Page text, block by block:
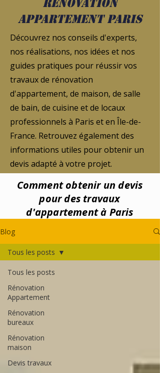
rénovation
appartement Paris
Découvrez nos conseils d'experts,
nos réalisations, nos idées et nos
guides pratiques pour réussir vos
travaux de rénovation
d'appartement, de maison, de salle
de bain, de cuisine et de locaux
professionnels à Paris et en Île-de-
France. Retrouvez également des
informations utiles pour obtenir un
devis adapté à votre projet.
Comment obtenir un devis
pour des travaux
d'appartement à Paris
Blog
Tous les posts
Rénovation
Appartement
Rénovation
bureaux
Rénovation
maison
Devis travaux
Tous les posts